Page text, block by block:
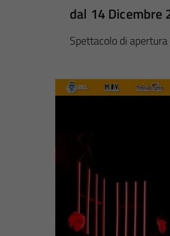
dal 14 Dicembre
Spettacolo di